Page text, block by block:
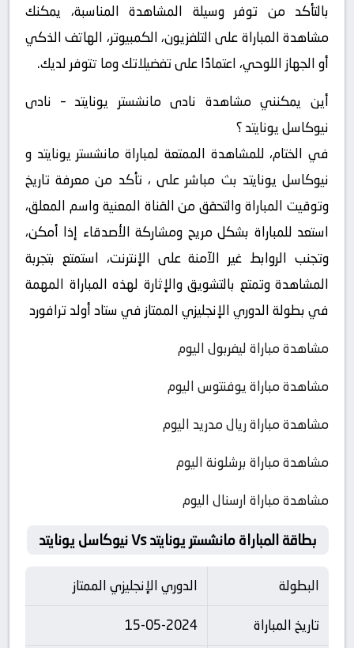
بالتأكد من توفر وسيلة المشاهدة المناسبة، يمكنك
مشاهدة المباراة على التلفزيون، الكمبيوتر، الهاتف الذكي
أو الجهاز اللوحي، اعتمادًا على تفضيلاتك وما تتوفر لديك.
أين يمكنني مشاهدة ‎نادى مانشستر يونايتد – نادى
نيوكاسل يونايتد ؟
في الختام، للمشاهدة الممتعة لمباراة مانشستر يونايتد و
نيوكاسل يونايتد بث مباشر على ، تأكد من معرفة تاريخ
وتوقيت المباراة والتحقق من القناة المعنية واسم المعلق،
استعد للمباراة بشكل مريح ومشاركة الأصدقاء إذا أمكن،
وتجنب الروابط غير الآمنة على الإنترنت، استمتع بتجربة
المشاهدة وتمتع بالتشويق والإثارة لهذه المباراة المهمة
في بطولة الدوري الإنجليزي الممتاز في ستاد أولد ترافورد
مشاهدة مباراة ليفربول اليوم
مشاهدة مباراة يوفنتوس اليوم
مشاهدة مباراة ريال مدريد اليوم
مشاهدة مباراة برشلونة اليوم
مشاهدة مباراة ارسنال اليوم
بطاقة المباراة مانشستر يونايتد Vs نيوكاسل يونايتد
البطولة
الدوري الإنجليزي الممتاز
تاريخ المباراة
15-05-2024